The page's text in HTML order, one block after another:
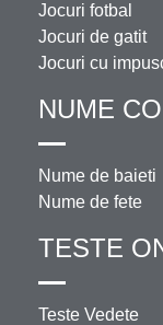
Jocuri fotbal
Jocuri de gatit
Jocuri cu
NUME
Nume de baieti
Nume de fete
TESTE
Teste Vedete